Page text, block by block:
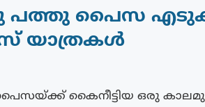
പൈസ
യാത്രകൾ
കൈനീട്ടിയ ഒരു